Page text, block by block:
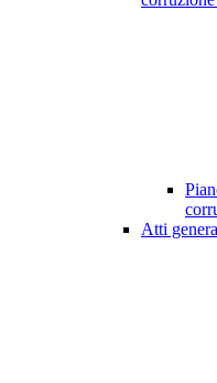
Atti